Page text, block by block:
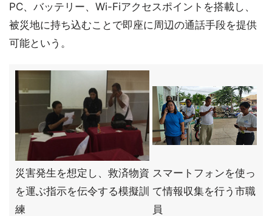
PC、バッテリー、Wi-Fiアクセスポイントを搭載し、
被災地に持ち込むことで即座に周辺の通話手段を提供
可能という。
災害発生を想定し、救済物資
を運ぶ指示を伝令する模擬訓
練
スマートフォンを使っ
て情報収集を行う市職
員